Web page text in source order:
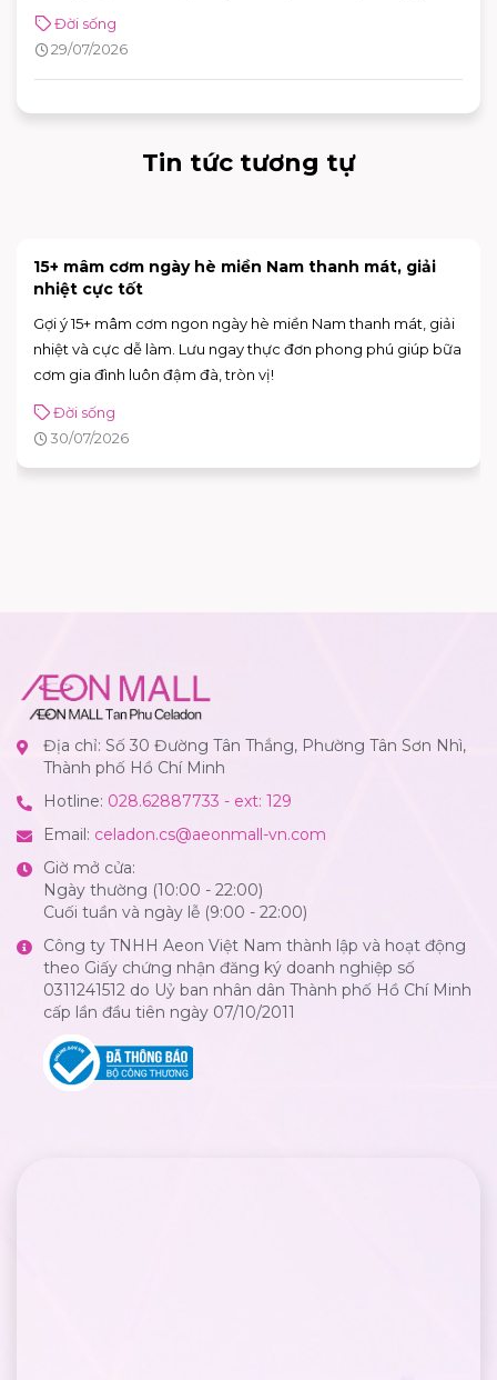
hình và vị trí thuận tiện, khách hàng có thể dễ dàng tìm được
adidas chi nhánh phù hợp để mua sắm và trải nghiệm các
Đời sống
29/07/2026
Tin tức tương tự
15+ mâm cơm ngày hè miền Nam thanh mát, giải
nhiệt cực tốt
Gợi ý 15+ mâm cơm ngon ngày hè miền Nam thanh mát, giải
nhiệt và cực dễ làm. Lưu ngay thực đơn phong phú giúp bữa
cơm gia đình luôn đậm đà, tròn vị!
Đời sống
30/07/2026
Địa chỉ: Số 30 Đường Tân Thắng, Phường Tân Sơn Nhì,
Thành phố Hồ Chí Minh
Hotline: 028.62887733 - ext: 129
Email: celadon.cs@aeonmall-vn.com
Giờ mở cửa:
Ngày thường (10:00 - 22:00)
Cuối tuần và ngày lễ (9:00 - 22:00)
Công ty TNHH Aeon Việt Nam thành lập và hoạt động
theo Giấy chứng nhận đăng ký doanh nghiệp số
0311241512 do Uỷ ban nhân dân Thành phố Hồ Chí Minh
cấp lần đầu tiên ngày 07/10/2011